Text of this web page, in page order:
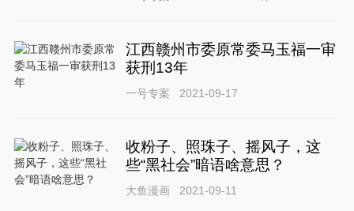
江西赣州市委原常委马玉福一审
获刑13年
一号专案 2021-09-17
收粉子、照珠子、摇风子，这
些“黑社会”暗语啥意思？
大鱼漫画 2021-09-11